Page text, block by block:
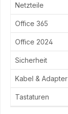
Netzteile
Office 365
Office 2024
Sicherheit
Kabel & Adapter
Tastaturen